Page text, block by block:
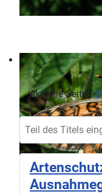
Aktuelle Seite: